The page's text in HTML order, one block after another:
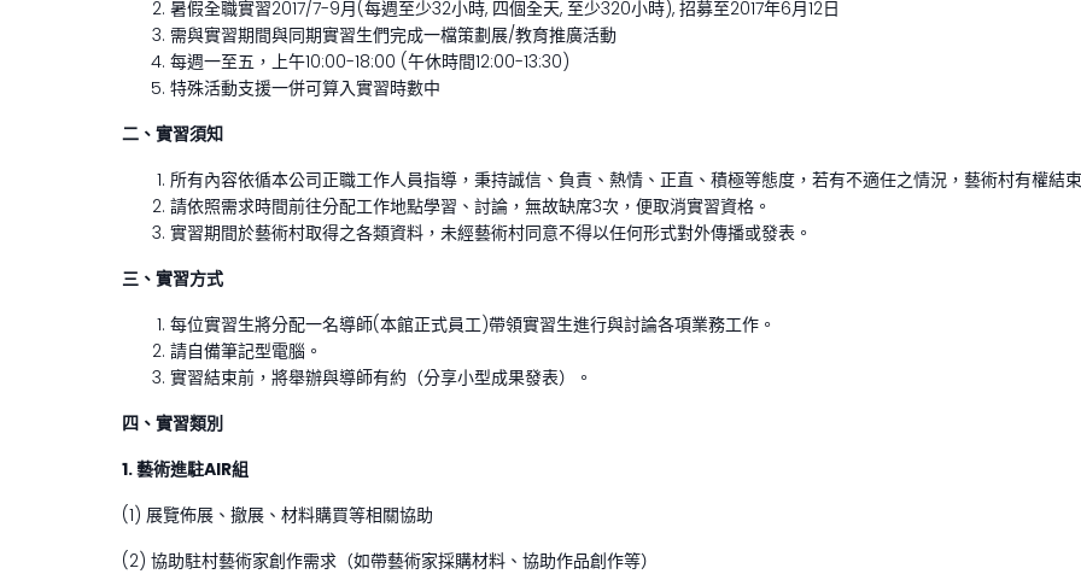
暑假全職實習2017/7-9月(每週至少32小時, 四個全天, 至少320小時), 招募至2017年6月12日
需與實習期間與同期實習生們完成一檔策劃展/教育推廣活動
每週一至五，上午10:00-18:00 (午休時間12:00-13:30)
特殊活動支援一併可算入實習時數中
二、實習須知
所有內容依循本公司正職工作人員指導，秉持誠信、負責、熱情、正直、積極等態度，若有不適任之情況，藝術村有權結
請依照需求時間前往分配工作地點學習、討論，無故缺席3次，便取消實習資格。
實習期間於藝術村取得之各類資料，未經藝術村同意不得以任何形式對外傳播或發表。
三、實習方式
每位實習生將分配一名導師(本館正式員工)帶領實習生進行與討論各項業務工作。
請自備筆記型電腦。
實習結束前，將舉辦與導師有約（分享小型成果發表）。
四、實習類別
1.藝術進駐AIR組
(1) 展覽佈展、撤展、材料購買等相關協助
(2) 協助駐村藝術家創作需求（如帶藝術家採購材料、協助作品創作等）